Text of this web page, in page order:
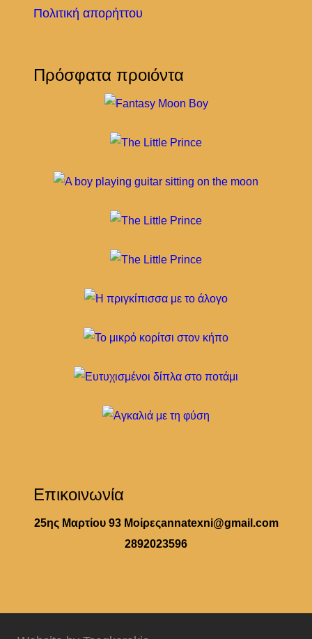
Πολιτική απορήττου
Πρόσφατα προιόντα
Επικοινωνία
25ης Μαρτίου 93 Μοίρεςannatexni@gmail.com
2892023596